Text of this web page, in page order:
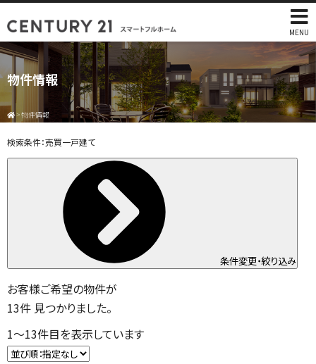
MENU
物件情報
>物件情報
検索条件：売買一戸建て
条件変更・絞り込み
お客様ご希望の物件が
13件 見つかりました。
1～13件目を表示しています